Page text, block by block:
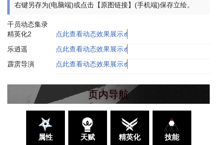
右键另存为(电脑端)或点击【原图链接】(手机端)保存立绘。
干员动态集录
精英化2
点此查看动态效果展示
乐逍遥
点此查看动态效果展示
霹雳导演
点此查看动态效果展示
页内导航
属性 天赋 精英化 技能